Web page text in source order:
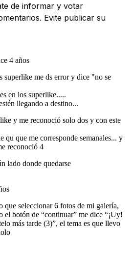
de informar y votar
Evite publicar su